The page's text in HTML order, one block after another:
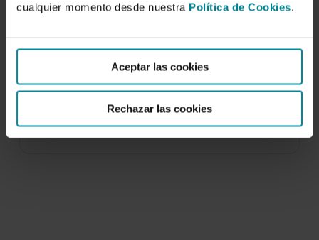
cualquier momento desde nuestra Política de Cookies.
Aceptar las cookies
Rechazar las cookies
de la producción en una cooperativa
2 de diciembre de 2016
El proyecto promueve un modelo de innovación
en la gestión y modernización de la producción…